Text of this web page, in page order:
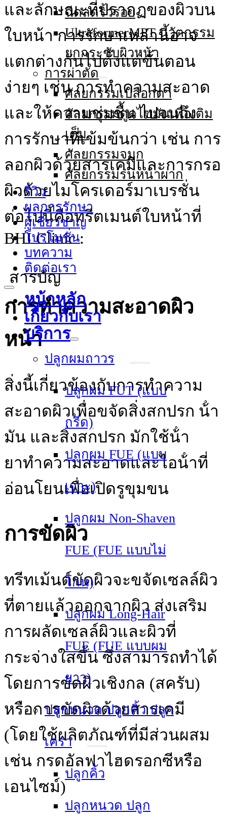
ฉีดลดริ้วรอย
UltraformerMPT นวัตกรรม
ยกกระชับผิวหน้า
การผ่าตัด
ศัลยกรรมเปลือกตา
ศัลยกรรมดูดไขมันเพื่อเติม
เต็ม
ศัลยกรรมจมูก
ศัลยกรรมร่นหน้าผาก
รีวิว
ผลการรักษา
ผู้เชี่ยวชาญ
โปรโมชั่น
บทความ
ติดต่อเรา
หน้าหลัก
เกี่ยวกับเรา
บริการ
ปลูกผมถาวร
ปลูกผม FUT (แบบ
กรีด)
ปลูกผม FUE (แบบ
เจาะ)
ปลูกผม Non-Shaven
FUE (FUE แบบไม่
โกน)
ปลูกผม Long-Hair
FUE (FUE แบบผม
ยาว)
ปลูกหนวด ปลูกคิ้ว ปลูก
เครา
ปลูกคิ้ว
ปลูกหนวด ปลูก
และลักษณะที่ปรากฏของผิวบน
ใบหน้า การรักษาเหล่านี้อาจ
แตกต่างกันไปตั้งแต่ขั้นตอน
ง่ายๆ เช่น การทําความสะอาด
และให้ความชุ่มชื้น ไปจนถึง
การรักษาที่เข้มข้นกว่า เช่น การ
ลอกผิวด้วยสารเคมีและการกรอ
ผิวด้วยไมโครเดอร์มาเบรชั่น
ต่อไปนี้คือทรีตเมนต์ใบหน้าที่
BHI Clinic :
สารบัญ
การทําความสะอาดผิว
หน้า
สิ่งนี้เกี่ยวข้องกับการทําความ
สะอาดผิวเพื่อขจัดสิ่งสกปรก น้ํา
มัน และสิ่งสกปรก มักใช้น้ํา
ยาทําความสะอาดและไอน้ําที่
อ่อนโยนเพื่อเปิดรูขุมขน
การขัดผิว
ทรีทเม้นต์ขัดผิวจะขจัดเซลล์ผิว
ที่ตายแล้วออกจากผิว ส่งเสริม
การผลัดเซลล์ผิวและผิวที่
กระจ่างใสขึ้น ซึ่งสามารถทําได้
โดยการขัดผิวเชิงกล (สครับ)
หรือการขัดผิวด้วยสารเคมี
(โดยใช้ผลิตภัณฑ์ที่มีส่วนผสม
เช่น กรดอัลฟาไฮดรอกซีหรือ
เอนไซม์)